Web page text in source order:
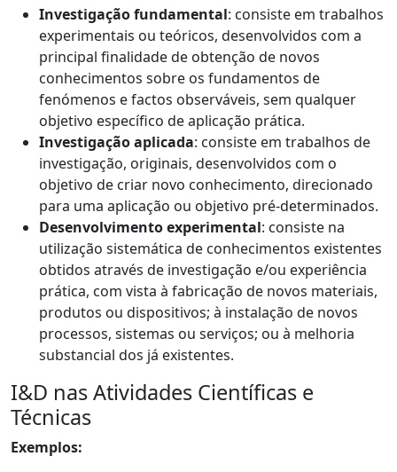
Investigação fundamental: consiste em trabalhos
experimentais ou teóricos, desenvolvidos com a
principal finalidade de obtenção de novos
conhecimentos sobre os fundamentos de
fenómenos e factos observáveis, sem qualquer
objetivo específico de aplicação prática.
Investigação aplicada: consiste em trabalhos de
investigação, originais, desenvolvidos com o
objetivo de criar novo conhecimento, direcionado
para uma aplicação ou objetivo pré-determinados.
Desenvolvimento experimental: consiste na
utilização sistemática de conhecimentos existentes
obtidos através de investigação e/ou experiência
prática, com vista à fabricação de novos materiais,
produtos ou dispositivos; à instalação de novos
processos, sistemas ou serviços; ou à melhoria
substancial dos já existentes.
I&D nas Atividades Científicas e
Técnicas
Exemplos: